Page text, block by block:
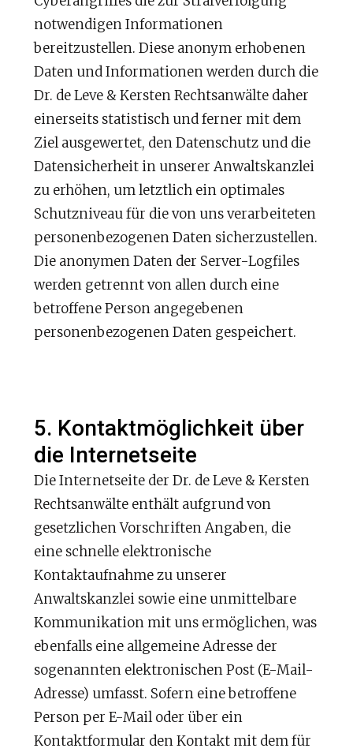
notwendigen Informationen
bereitzustellen. Diese anonym erhobenen
Daten und Informationen werden durch die
Dr. de Leve & Kersten Rechtsanwälte daher
einerseits statistisch und ferner mit dem
Ziel ausgewertet, den Datenschutz und die
Datensicherheit in unserer Anwaltskanzlei
zu erhöhen, um letztlich ein optimales
Schutzniveau für die von uns verarbeiteten
personenbezogenen Daten sicherzustellen.
Die anonymen Daten der Server-Logfiles
werden getrennt von allen durch eine
betroffene Person angegebenen
personenbezogenen Daten gespeichert.
5. Kontaktmöglichkeit über
die Internetseite
Die Internetseite der Dr. de Leve & Kersten
Rechtsanwälte enthält aufgrund von
gesetzlichen Vorschriften Angaben, die
eine schnelle elektronische
Kontaktaufnahme zu unserer
Anwaltskanzlei sowie eine unmittelbare
Kommunikation mit uns ermöglichen, was
ebenfalls eine allgemeine Adresse der
sogenannten elektronischen Post (E-Mail-
Adresse) umfasst. Sofern eine betroffene
Person per E-Mail oder über ein
Kontaktformular den Kontakt mit dem für